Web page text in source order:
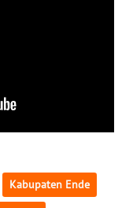
Kabupaten Ende